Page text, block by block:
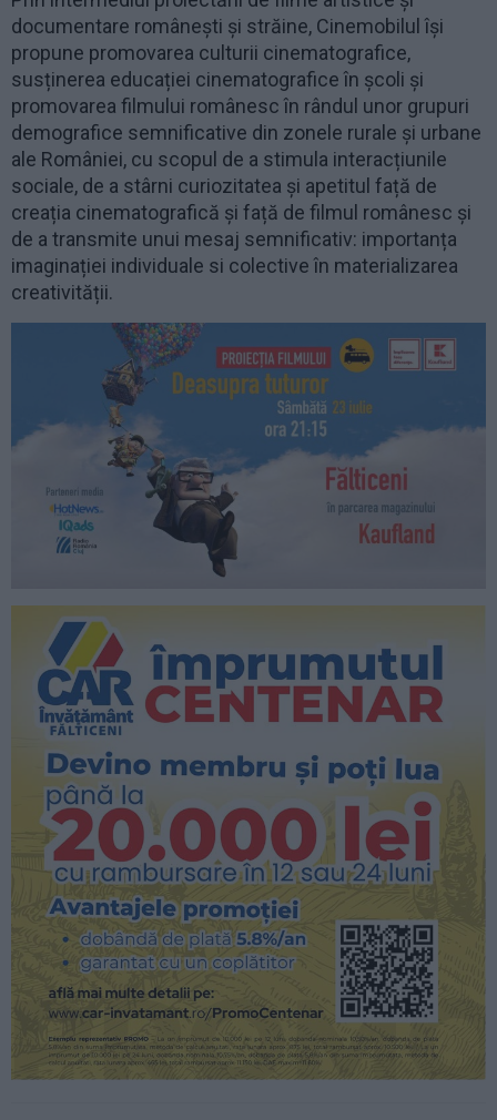
documentare româneşti şi străine, Cinemobilul își
propune promovarea culturii cinematografice,
susținerea educației cinematografice în școli și
promovarea filmului românesc în rândul unor grupuri
demografice semnificative din zonele rurale și urbane
ale României, cu scopul de a stimula interacțiunile
sociale, de a stârni curiozitatea și apetitul față de
creația cinematografică și față de filmul românesc și
de a transmite unui mesaj semnificativ: importanța
imaginației individuale si colective în materializarea
creativității.